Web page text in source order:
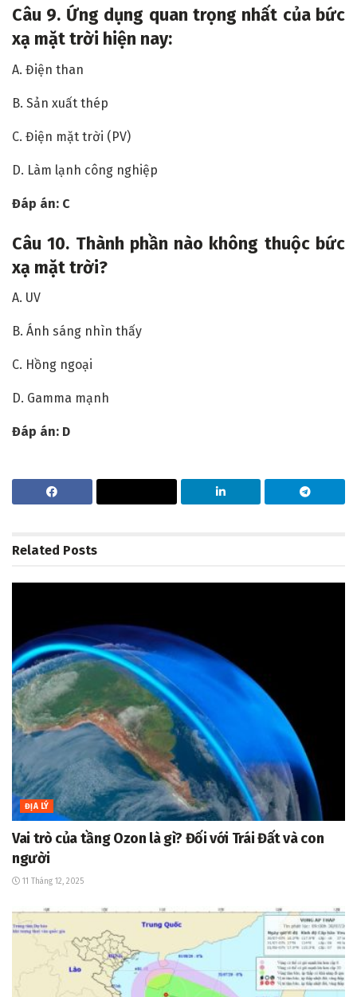
Câu 9. Ứng dụng quan trọng nhất của bức
xạ mặt trời hiện nay:
A. Điện than
B. Sản xuất thép
C. Điện mặt trời (PV)
D. Làm lạnh công nghiệp
Đáp án: C
Câu10. Thành phần nào không thuộc bức
xạ mặt trời?
A. UV
B. Ánh sáng nhìn thấy
C. Hồng ngoại
D. Gamma mạnh
Đáp án: D
Related Posts
ĐỊA LÝ
Vai trò của tầng Ozon là gì? Đối với Trái Đất và con
người
11 Tháng 12, 2025